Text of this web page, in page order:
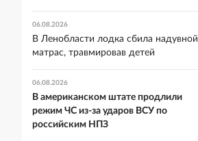
06.08.2026
В Ленобласти лодка сбила надувной
матрас, травмировав детей
06.08.2026
В американском штате продлили
режим ЧС из-за ударов ВСУ по
российским НПЗ